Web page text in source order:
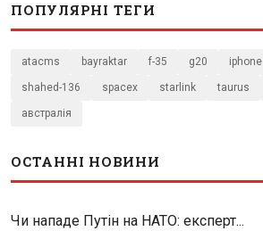
ПОПУЛЯРНІ ТЕГИ
atacms bayraktar f-35 g20 iphone
shahed-136 spacex starlink taurus
австралія
ОСТАННІ НОВИНИ
Чи нападе Путін на НАТО: експерт...